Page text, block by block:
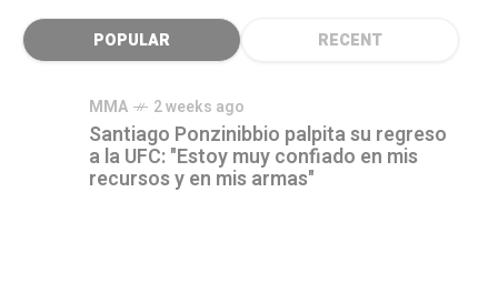
POPULAR RECENT
MMA 2 weeks ago
Santiago Ponzinibbio palpita su regreso
a la UFC: "Estoy muy confiado en mis
recursos y en mis armas"